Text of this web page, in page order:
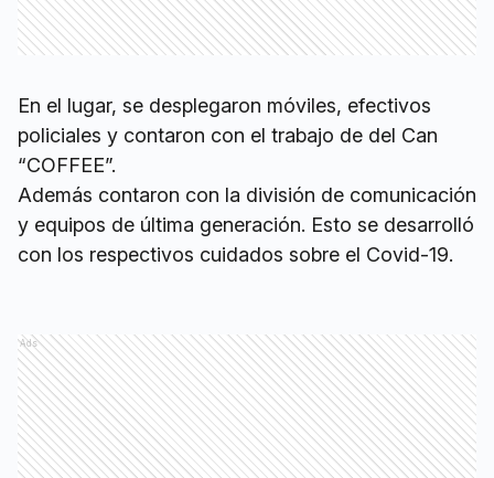
En el lugar, se desplegaron móviles, efectivos
policiales y contaron con el trabajo de del Can
“COFFEE”.
Además contaron con la división de comunicación
y equipos de última generación. Esto se desarrolló
con los respectivos cuidados sobre el Covid-19.
Ads